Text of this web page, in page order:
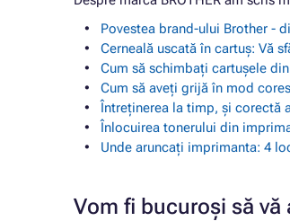
Povestea brand-ului Brother -
Cerneală uscată în cartuș: Vă
Cum să schimbați cartușele
Cum să aveți grijă în mod
Întreținerea la timp, și corectă
Înlocuirea tonerului din
Unde aruncați imprimanta: 4
Vom fi bucuroși să